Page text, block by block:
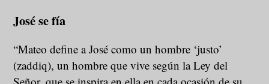
José se fía
“Mateo define a José como un hombre ‘justo’
(zaddiq), un hombre que vive según la Ley del